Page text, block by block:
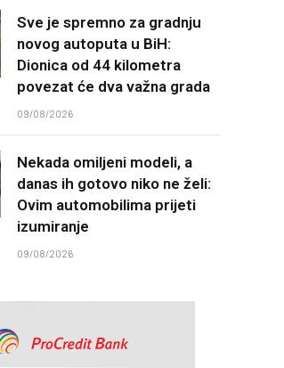
Sve je spremno za gradnju
novog autoputa u BiH:
Dionica od 44 kilometra
povezat će dva važna grada
09/08/2026
Nekada omiljeni modeli, a
danas ih gotovo niko ne želi:
Ovim automobilima prijeti
izumiranje
09/08/2026